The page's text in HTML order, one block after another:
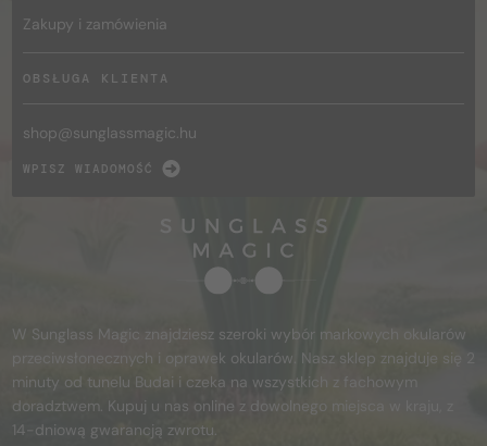
Zakupy i zamówienia
OBSŁUGA KLIENTA
shop@sunglassmagic.hu
WPISZ WIADOMOŚĆ
W Sunglass Magic znajdziesz szeroki wybór markowych okularów
przeciwsłonecznych i oprawek okularów. Nasz sklep znajduje się 2
minuty od tunelu Budai i czeka na wszystkich z fachowym
doradztwem. Kupuj u nas online z dowolnego miejsca w kraju, z
14-dniową gwarancją zwrotu.